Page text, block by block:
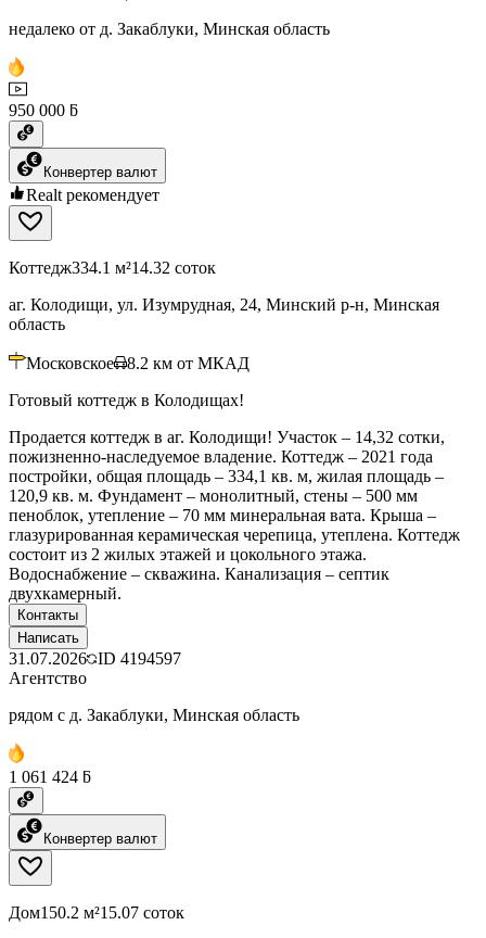
недалеко от д. Закаблуки, Минская область
950 000 ƃ
Конвертер валют
Realt рекомендует
Коттедж334.1 м²14.32 соток
аг. Колодищи, ул. Изумрудная, 24, Минский р-н, Минская
область
Московское 8.2 км от МКАД
Готовый коттедж в Колодищах!
Продается коттедж в аг. Колодищи! Участок – 14,32 сотки,
пожизненно-наследуемое владение. Коттедж – 2021 года
постройки, общая площадь – 334,1 кв. м, жилая площадь –
120,9 кв. м. Фундамент – монолитный, стены – 500 мм
пеноблок, утепление – 70 мм минеральная вата. Крыша –
глазурированная керамическая черепица, утеплена. Коттедж
состоит из 2 жилых этажей и цокольного этажа.
Водоснабжение – скважина. Канализация – септик
двухкамерный.
Контакты
Написать
31.07.2026 ID 4194597
Агентство
рядом с д. Закаблуки, Минская область
1 061 424 ƃ
Конвертер валют
Дом150.2 м²15.07 соток